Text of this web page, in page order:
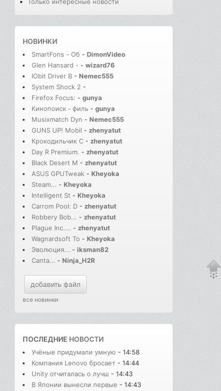
Только интересные новости
НОВИНКИ
SmartFons - Об - DimonVideo
Glen Hansard - - wizard76
IObit Driver B - Nemec555
System Shock 2 -
Firefox Focus: - gunya
Кинопоиск－филь - gunya
Musixmatch Dyn - Nemec555
GUNS UP! Mobil - zhenyatut
Крокодильчик С - zhenyatut
Day R Premium. - zhenyatut
Black Desert M - zhenyatut
ASUS GPUTweak - Kheyoka
Steam... - Kheyoka
Intelligent St - Kheyoka
Carrom Pool: D - zhenyatut
Robbery Bob... - zhenyatut
Plague Inc.... - zhenyatut
Wagnardsoft To - Kheyoka
Эволюция... - iksman82
Canta... - Ninja_H2R
добавить файл
все новинки
ПОСЛЕДНИЕ НОВОСТИ
Учёные придумали умную - 14:58
Компания Lenovo бросает - 14:44
Unity отчиталась о лучш - 14:43
В Японии вынесли первые - 14:43